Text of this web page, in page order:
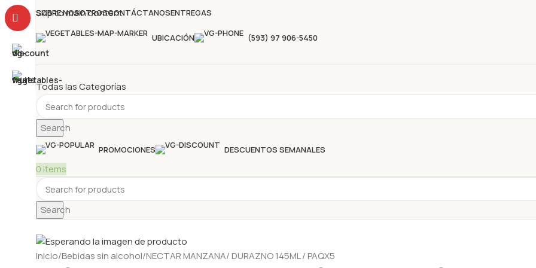
Skip to main content
SOBRE NOSOTROSCONTÁCTANOSENTREGAS
UBICACIÓN (593) 97 906-5450
Todas las Categorías
Search
PROMOCIONES DESCUENTOS SEMANALES
0 items
Search
Inicio Bebidas sin alcohol NECTAR MANZANA/ DURAZNO 145ML / PAQX5